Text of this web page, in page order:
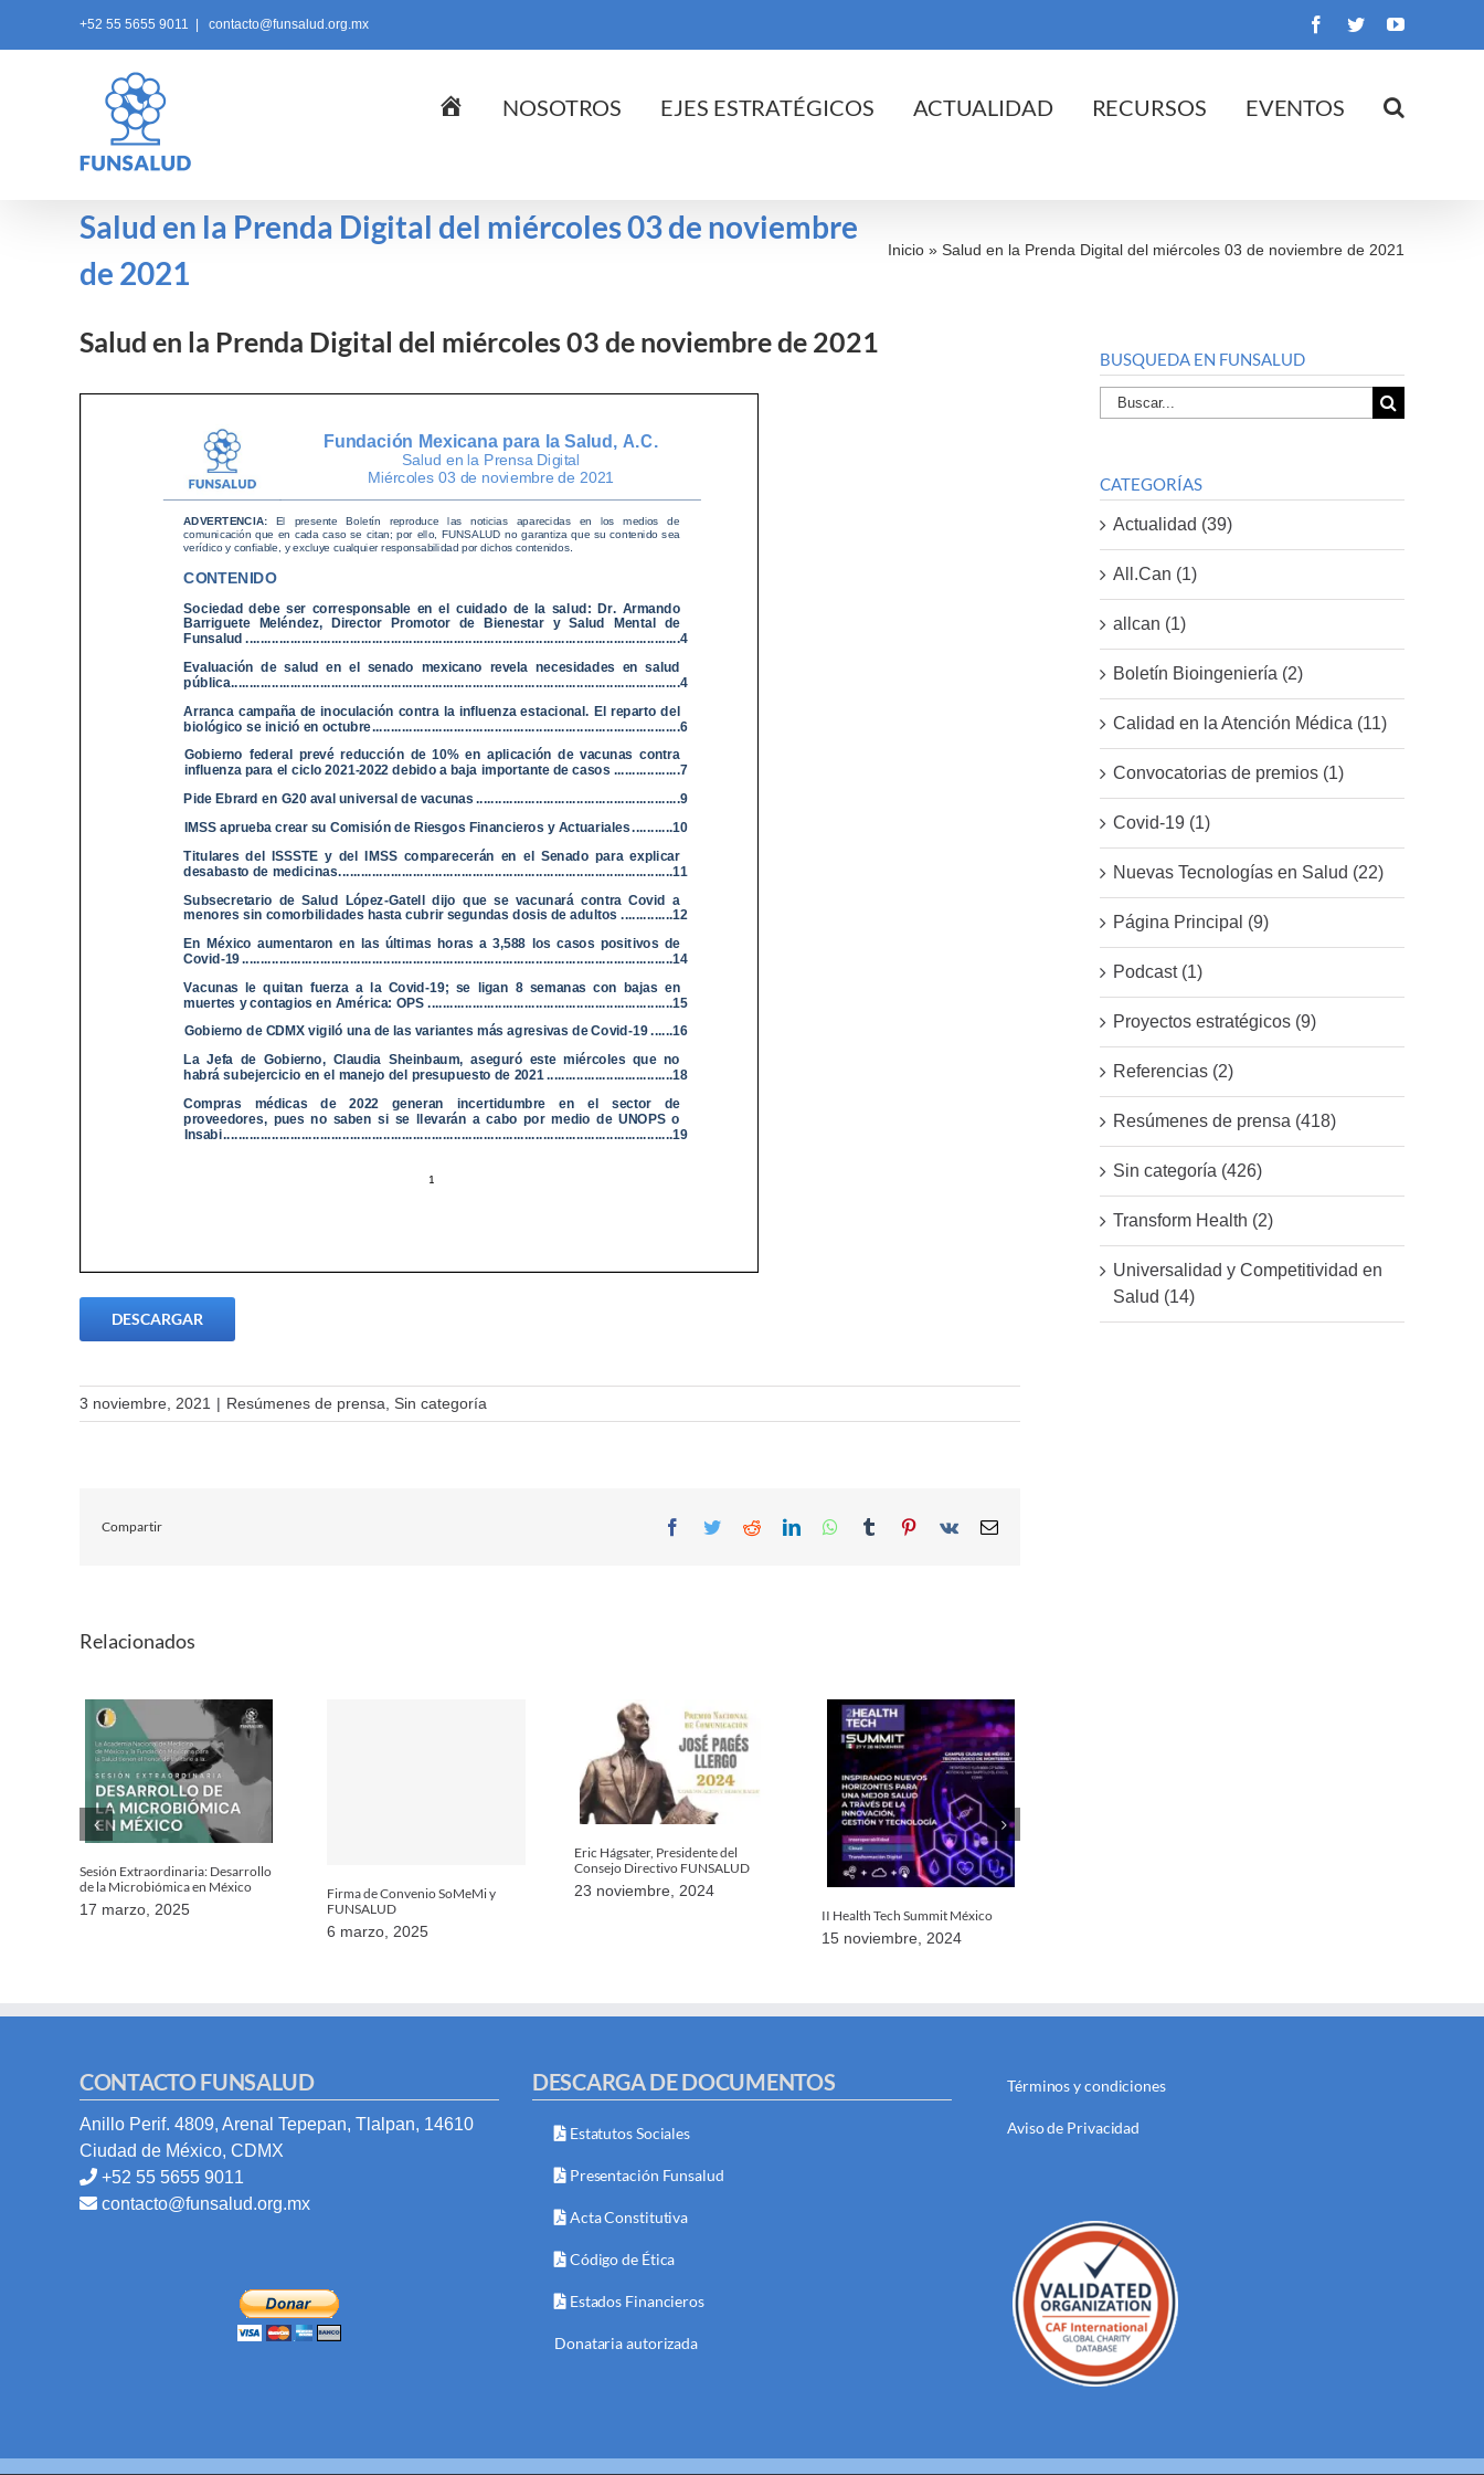
+52 55 5655 9011 contacto@funsalud.org.mx Facebook
TwitterYouTube
InicioNOSOTROS EJES ESTRATÉGICOS ACTUALIDAD RECURSOS EVENTOS
Salud en la Prenda Digital del miércoles 03 de noviembre
de 2021
Inicio » Salud en la Prenda Digital del miércoles 03 de noviembre de 2021
Salud en la Prenda Digital del miércoles 03 de noviembre de 2021
DESCARGAR
3 noviembre, 2021 | Resúmenes de prensa Sin categoría
Compartir Facebook
TwitterRedditLinkedInWhatsApp
Tumblr Pinterest
Vk Email
Relacionados
Sesión Extraordinaria: Desarrollo
de la Microbiómica en México
17 marzo, 2025
Firma de Convenio SoMeMi y
FUNSALUD
6 marzo, 2025
Eric Hágsater, Presidente del
Consejo Directivo FUNSALUD
23 noviembre, 2024
II Health Tech Summit México
15 noviembre, 2024
BUSQUEDA EN FUNSALUD
Buscar
por:
CATEGORÍAS
Actualidad (39)
All.Can (1)
allcan (1)
Boletín Bioingeniería (2)
Calidad en la Atención Médica (11)
Convocatorias de premios (1)
Covid-19 (1)
Nuevas Tecnologías en Salud (22)
Página Principal (9)
Podcast (1)
Proyectos estratégicos (9)
Referencias (2)
Resúmenes de prensa (418)
Sin categoría (426)
Transform Health (2)
Universalidad y Competitividad en
Salud (14)
CONTACTO FUNSALUD
Anillo Perif. 4809, Arenal Tepepan, Tlalpan, 14610
Ciudad de México, CDMX
+52 55 5655 9011
contacto@funsalud.org.mx
DESCARGA DE DOCUMENTOS
Estatutos Sociales
Presentación Funsalud
Acta Constitutiva
Código de Ética
Estados Financieros
Donataria autorizada
Términos y condiciones
Aviso de Privacidad